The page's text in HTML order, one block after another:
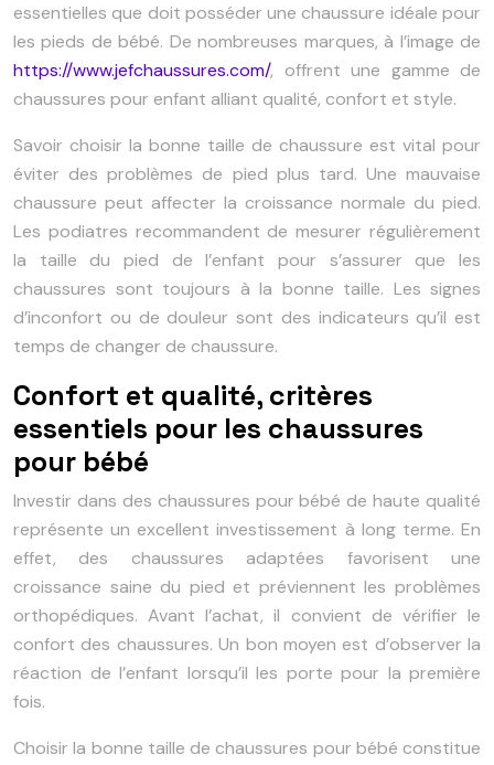
essentielles que doit posséder une chaussure idéale pour
les pieds de bébé. De nombreuses marques, à l’image de
https://www.jefchaussures.com/, offrent une gamme de
chaussures pour enfant alliant qualité, confort et style.
Savoir choisir la bonne taille de chaussure est vital pour
éviter des problèmes de pied plus tard. Une mauvaise
chaussure peut affecter la croissance normale du pied.
Les podiatres recommandent de mesurer régulièrement
la taille du pied de l’enfant pour s’assurer que les
chaussures sont toujours à la bonne taille. Les signes
d’inconfort ou de douleur sont des indicateurs qu’il est
temps de changer de chaussure.
Confort et qualité, critères
essentiels pour les chaussures
pour bébé
Investir dans des chaussures pour bébé de haute qualité
représente un excellent investissement à long terme. En
effet, des chaussures adaptées favorisent une
croissance saine du pied et préviennent les problèmes
orthopédiques. Avant l’achat, il convient de vérifier le
confort des chaussures. Un bon moyen est d’observer la
réaction de l’enfant lorsqu’il les porte pour la première
fois.
Choisir la bonne taille de chaussures pour bébé constitue